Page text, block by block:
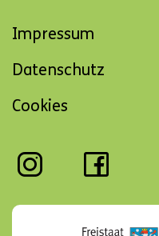
Navigation
Impressum
Datenschutz
Cookies